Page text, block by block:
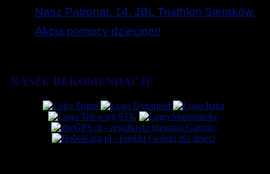
Nasz Patronat. 14. JBL Triathlon Sieraków.
Akcja pomocy dzieciom!
NASZE REKOMENDACJE